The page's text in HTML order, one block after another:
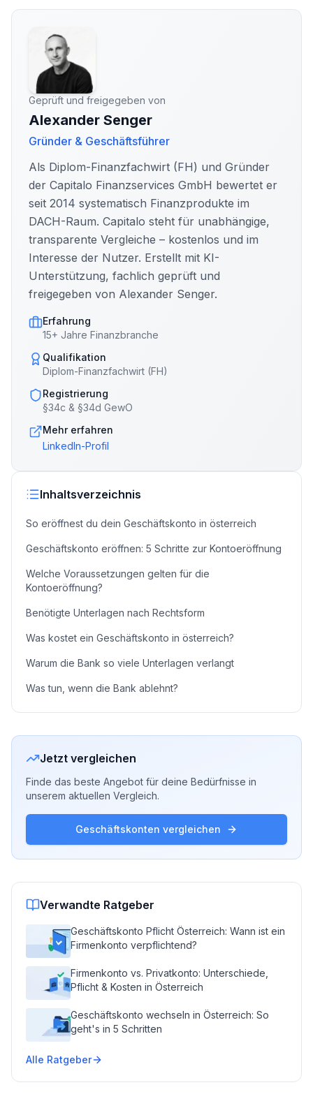
Geprüft und freigegeben von
Alexander Senger
Gründer & Geschäftsführer
Als Diplom-Finanzfachwirt (FH) und Gründer
der Capitalo Finanzservices GmbH bewertet er
seit 2014 systematisch Finanzprodukte im
DACH-Raum. Capitalo steht für unabhängige,
transparente Vergleiche – kostenlos und im
Interesse der Nutzer. Erstellt mit KI-
Unterstützung, fachlich geprüft und
freigegeben von Alexander Senger.
Erfahrung
15+ Jahre Finanzbranche
Qualifikation
Diplom-Finanzfachwirt (FH)
Registrierung
§34c & §34d GewO
Mehr erfahren
LinkedIn-Profil
Inhaltsverzeichnis
So eröffnest du dein Geschäftskonto in österreich
Geschäftskonto eröffnen: 5 Schritte zur Kontoeröffnung
Welche Voraussetzungen gelten für die
Kontoeröffnung?
Benötigte Unterlagen nach Rechtsform
Was kostet ein Geschäftskonto in österreich?
Warum die Bank so viele Unterlagen verlangt
Was tun, wenn die Bank ablehnt?
Jetzt vergleichen
Finde das beste Angebot für deine Bedürfnisse in
unserem aktuellen Vergleich.
Geschäftskonten vergleichen
Verwandte Ratgeber
Geschäftskonto Pflicht Österreich: Wann ist ein
Firmenkonto verpflichtend?
Firmenkonto vs. Privatkonto: Unterschiede,
Pflicht & Kosten in Österreich
Geschäftskonto wechseln in Österreich: So
geht's in 5 Schritten
Alle Ratgeber